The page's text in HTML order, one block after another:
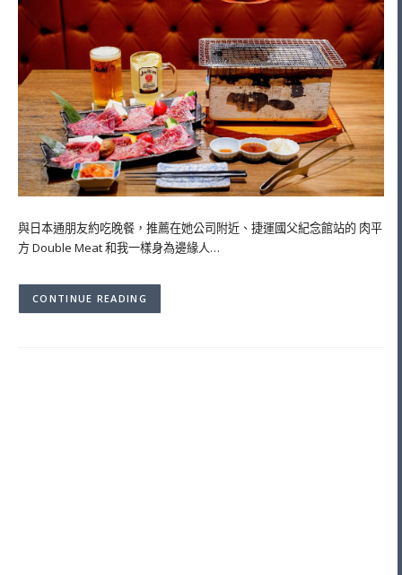
與日本通朋友約吃晚餐，推薦在她公司附近、捷運國父紀念館站的 肉平
方 Double Meat 和我一樣身為邊緣人…
CONTINUE READING